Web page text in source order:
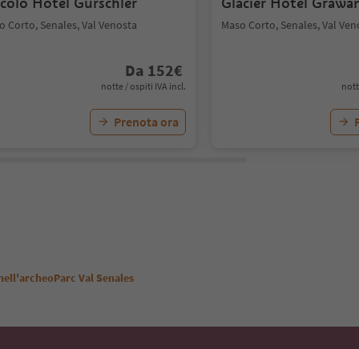
Corto, Senales, Val Venosta
Da 152€
notte / ospiti IVA incl.
Prenota ora
Maso Corto, Senales, Val
Val Senales